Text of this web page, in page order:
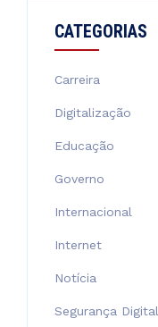
CATEGORIAS
Carreira
Digitalização
Educação
Governo
Internacional
Internet
Notícia
Segurança Digital